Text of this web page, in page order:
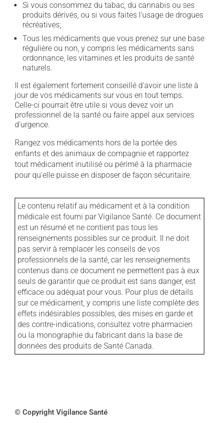
Si vous consommez du tabac, du cannabis ou ses
produits dérivés, ou si vous faites l'usage de drogues
récréatives;
Tous les médicaments que vous prenez sur une base
régulière ou non, y compris les médicaments sans
ordonnance, les vitamines et les produits de santé
naturels.
Il est également fortement conseillé d'avoir une liste à
jour de vos médicaments sur vous en tout temps.
Celle-ci pourrait être utile si vous devez voir un
professionnel de la santé ou faire appel aux services
d'urgence.
Rangez vos médicaments hors de la portée des
enfants et des animaux de compagnie et rapportez
tout médicament inutilisé ou périmé à la pharmacie
pour qu'elle puisse en disposer de façon sécuritaire.
Le contenu relatif au médicament et à la condition
médicale est fourni par Vigilance Santé. Ce document
est un résumé et ne contient pas tous les
renseignements possibles sur ce produit. Il ne doit
pas servir à remplacer les conseils de vos
professionnels de la santé, car les renseignements
contenus dans ce document ne permettent pas à eux
seuls de garantir que ce produit est sans danger, est
efficace ou adéquat pour vous. Pour plus de détails
sur ce médicament, y compris une liste complète des
effets indésirables possibles, des mises en garde et
des contre-indications, consultez votre pharmacien
ou la monographie du fabricant dans la base de
données des produits de Santé Canada.
© Copyright Vigilance Santé